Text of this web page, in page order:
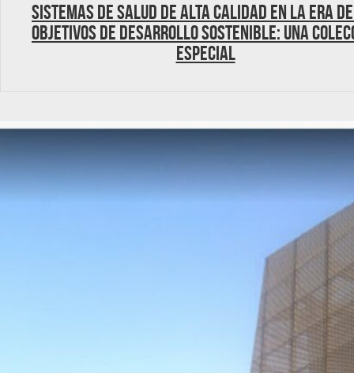
Sistemas de salud de alta calidad en la era
Objetivos de Desarrollo Sostenible: una
especial